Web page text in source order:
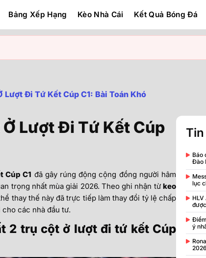
Bảng Xếp Hạng Kèo Nhà Cái Kết Quả Bóng Đá
Lượt Đi Tứ Kết Cúp C1: Bài Toán Khó
Lượt Đi Tứ Kết Cúp
Cúp C1 đã gây rúng động cộng đồng người hâm
trọng nhất mùa giải 2026. Theo ghi nhận từ keo
thay thế này đã trực tiếp làm thay đổi tỷ lệ chấp
các nhà đầu tư.
2 trụ cột ở lượt đi tứ kết Cúp
Báo
Đào
lục
ý